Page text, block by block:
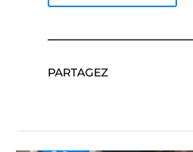
PARTAGEZ